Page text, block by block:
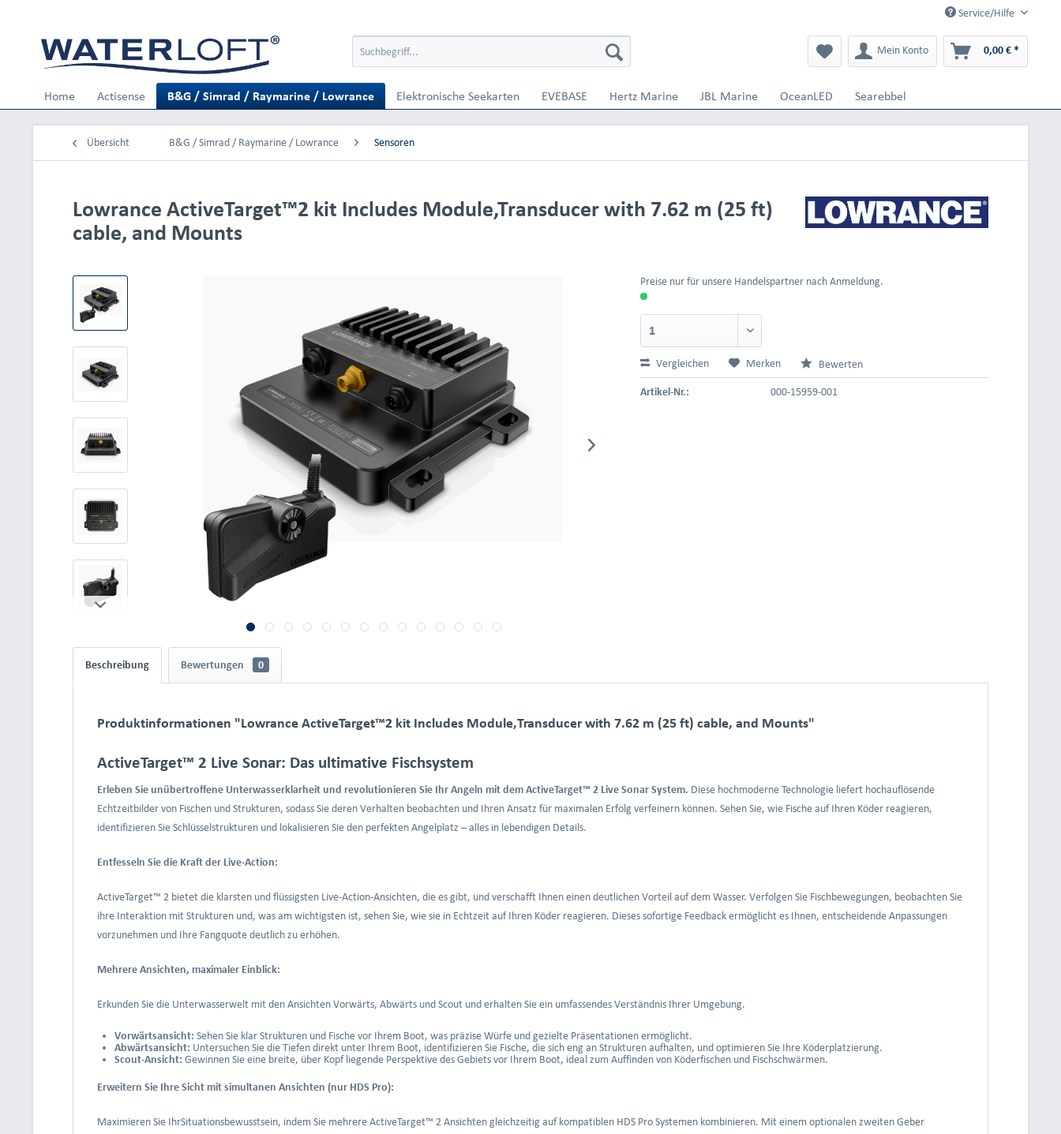
Service/Hilfe
Mein Konto 0,00 € *
Home Actisense B&G / Simrad / Raymarine / Lowrance Elektronische Seekarten EVEBASE Hertz Marine JBL Marine OceanLED Searebbel
Übersicht B&G / Simrad / Raymarine / Lowrance Sensoren
Lowrance ActiveTarget™2 kit Includes Module,Transducer with 7.62 m (25 ft)
cable, and Mounts
Preise nur für unsere Handelspartner nach Anmeldung.
Vergleichen Merken Bewerten
Artikel-Nr.: 000-15959-001
Beschreibung Bewertungen 0
Produktinformationen "Lowrance ActiveTarget™2 kit Includes Module,Transducer with 7.62 m (25 ft) cable, and Mounts"
ActiveTarget™ 2 Live Sonar: Das ultimative Fischsystem
Erleben Sie unübertroffene Unterwasserklarheit und revolutionieren Sie Ihr Angeln mit dem ActiveTarget™ 2 Live Sonar System. Diese hochmoderne Technologie liefert hochauflösende
Echtzeitbilder von Fischen und Strukturen, sodass Sie deren Verhalten beobachten und Ihren Ansatz für maximalen Erfolg verfeinern können. Sehen Sie, wie Fische auf Ihren Köder reagieren,
identifizieren Sie Schlüsselstrukturen und lokalisieren Sie den perfekten Angelplatz – alles in lebendigen Details.
Entfesseln Sie die Kraft der Live-Action:
ActiveTarget™ 2 bietet die klarsten und flüssigsten Live-Action-Ansichten, die es gibt, und verschafft Ihnen einen deutlichen Vorteil auf dem Wasser. Verfolgen Sie Fischbewegungen, beobachten Sie
ihre Interaktion mit Strukturen und, was am wichtigsten ist, sehen Sie, wie sie in Echtzeit auf Ihren Köder reagieren. Dieses sofortige Feedback ermöglicht es Ihnen, entscheidende Anpassungen
vorzunehmen und Ihre Fangquote deutlich zu erhöhen.
Mehrere Ansichten, maximaler Einblick:
Erkunden Sie die Unterwasserwelt mit den Ansichten Vorwärts, Abwärts und Scout und erhalten Sie ein umfassendes Verständnis Ihrer Umgebung.
Vorwärtsansicht: Sehen Sie klar Strukturen und Fische vor Ihrem Boot, was präzise Würfe und gezielte Präsentationen ermöglicht.
Abwärtsansicht: Untersuchen Sie die Tiefen direkt unter Ihrem Boot, identifizieren Sie Fische, die sich eng an Strukturen aufhalten, und optimieren Sie Ihre Köderplatzierung.
Scout-Ansicht: Gewinnen Sie eine breite, über Kopf liegende Perspektive des Gebiets vor Ihrem Boot, ideal zum Auffinden von Köderfischen und Fischschwärmen.
Erweitern Sie Ihre Sicht mit simultanen Ansichten (nur HDS Pro):
Maximieren Sie IhrSituationsbewusstsein, indem Sie mehrere ActiveTarget™ 2 Ansichten gleichzeitig auf kompatiblen HDS Pro Systemen kombinieren. Mit einem optionalen zweiten Geber